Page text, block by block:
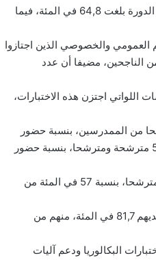
وذكر بلاغ لوزارة التربية الوطنية والتعليم الأولي والرياضة، أن نسبة النجاح في هذه الدورة بلغت 64,8 في المئة، فيما
بالتعليم العمومي والخصوصي الذين اجتازوا
154 ألفا و881 من الإناث، يمثلن 59 في المئة من الناجحين، مضيفا أن عدد
من مجموع الممدرسات اللواتي اجتزن هذه الاختبارات،
404 ألف و957 مترشحة ومترشحا من الممدرسين، بنسبة حضور
بلغت 94,9 في المئة، فيما بلغ عدد الحاضرين من المترشحين الأحرار 55 ألف و556 مترشحة ومترشحا، بنسبة حضور
وبلغ عدد الحاصلين على ميزة لدى الممدرسين والأحرار 161 ألف و657 مترشحة ومترشحا، بنسبة 57 في المئة من
وبالنسبة لفئة المترشحات والمترشحين في وضعية إعاقة، فقد بلغت نسبة النجاح لديهم 81,7 في المئة، منهم من
البكالوريا ودعم آليات